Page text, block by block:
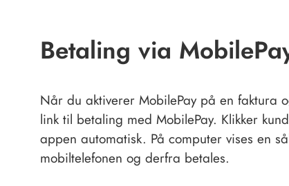
Betaling via
Når du aktiverer MobilePay på en
link til betaling med MobilePay. Klikker
appen automatisk. På computer vises en
mobiltelefonen og derfra betales.